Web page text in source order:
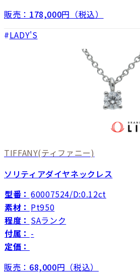
販売： 178,000円（税込）
LADY'S
TIFFANY(ティファニー)
ソリティアダイヤネックレス
型番： 60007524/D:0.12ct
素材： Pt950
程度： SAランク
付属： -
定価：
販売： 68,000円（税込）